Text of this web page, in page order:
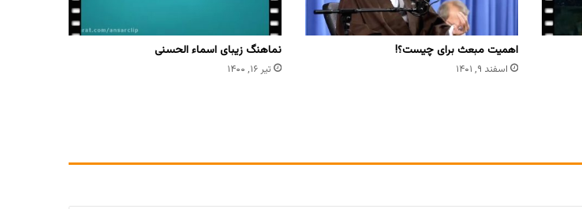
اهمیت مبعث برای چیست؟!
اسفند ۹, ۱۴۰۱
نماهنگ زیبای اسماء الحسنی
تیر ۱۶, ۱۴۰۰